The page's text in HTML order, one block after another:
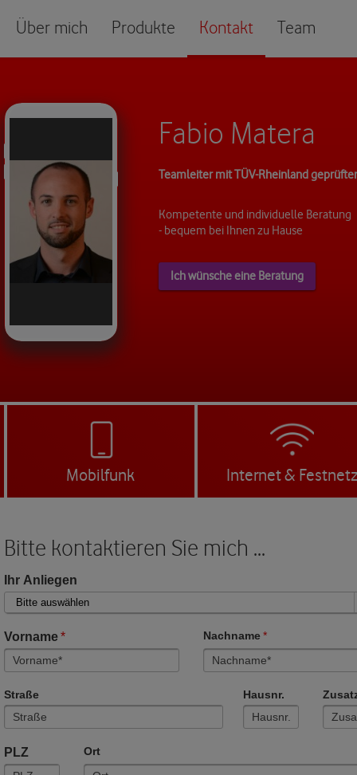
Über mich Produkte Kontakt Team
Fabio Matera
Teamleiter mit TÜV-Rheinland
Kompetente und individuelle Beratung
- bequem bei Ihnen zu Hause
Ich wünsche eine Beratung
Mobilfunk Internet &
Bitte kontaktieren Sie mich ...
Ihr Anliegen
Vorname* Nachname*
Straße Hausnr.
PLZ Ort